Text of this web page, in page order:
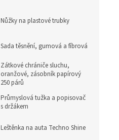
Nůžky na plastové trubky
Sada těsnění, gumová a fíbrová
Zátkové chrániče sluchu,
oranžové, zásobník papírový
250 párů
Průmyslová tužka a popisovač
s držákem
Leštěnka na auta Techno Shine